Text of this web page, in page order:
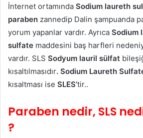
İnternet ortamında Sodium laureth
paraben zannedip Dalin şampuanda
yorum yapanlar vardır. Ayrıca Sodium
sulfate maddesini baş harfleri
vardır. SLS Sodyum lauril sülfat
kısaltılmasıdır. Sodium Laureth
kısaltması ise SLES’tir..
Paraben nedir, SLS
?